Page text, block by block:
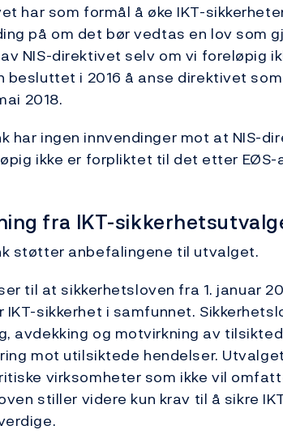
har som formål å øke IKT-
på om det bør vedtas en lov som
NIS-direktivet selv om vi foreløpig
besluttet i 2016 å anse direktivet
2018.
har ingen innvendinger mot at NIS-
ikke er forpliktet til det etter EØS-
fra IKT-
støtter anbefalingene til utvalget.
til at sikkerhetsloven fra 1. januar
IKT-sikkerhet i samfunnet.
avdekking og motvirkning av
mot utilsiktede hendelser.
virksomheter som ikke vil
stiller videre kun krav til å sikre